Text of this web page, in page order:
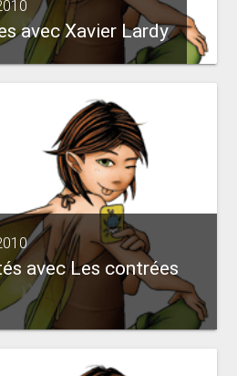
avec Xavier Lardy
avec Les contrées